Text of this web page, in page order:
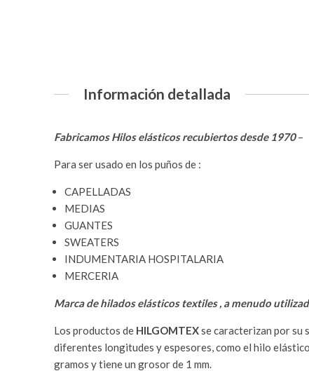
Información detallada
Fabricamos Hilos elásticos recubiertos desde 1970–
Para ser usado en los puños de :
CAPELLADAS
MEDIAS
GUANTES
SWEATERS
INDUMENTARIA HOSPITALARIA
MERCERIA
Marca de hilados elásticos textiles , a menudo
Los productos de HILGOMTEXse caracterizan por su
diferentes longitudes y espesores, como el hilo
gramos y tiene un grosor de 1 mm.